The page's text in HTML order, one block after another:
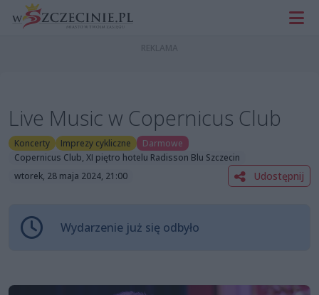
Live Music w Copernicus Club
Koncerty Imprezy cykliczne
Darmowe
Copernicus Club, XI piętro hotelu Radisson Blu Szczecin
wtorek, 28 maja 2024, 21:00
Udostępnij
Wydarzenie już się odbyło